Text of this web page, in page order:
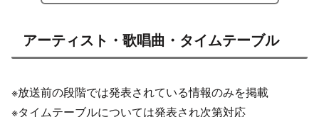
アーティスト・歌唱曲・タイムテーブル
※放送前の段階では発表されている情報のみを掲載
※タイムテーブルについては発表され次第対応